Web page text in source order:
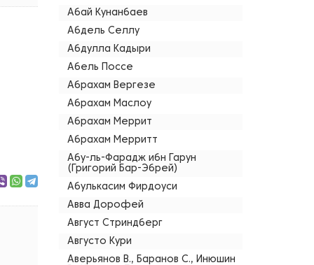
Абай Кунанбаев
Абдель Селлу
Абдулла Кадыри
Абель Поссе
Абрахам Вергезе
Абрахам Маслоу
Абрахам Меррит
Абрахам Мерритт
Абу-ль-Фарадж ибн Гарун
(Григорий Бар-Эбрей)
Абулькасим Фирдоуси
Авва Дорофей
Август Стриндберг
Августо Кури
Аверьянов В., Баранов С., Инюшин